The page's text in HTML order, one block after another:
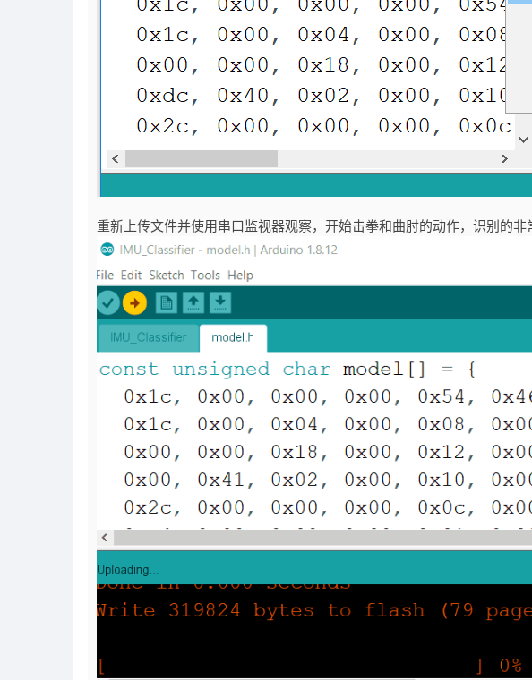
重新上传文件并使用串口监视器观察，开始击拳和曲肘的动作，识别的非